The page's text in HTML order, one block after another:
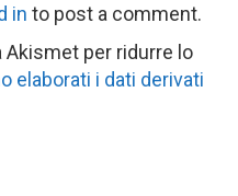
in to post a comment.
per ridurre lo
elaborati i dati derivati